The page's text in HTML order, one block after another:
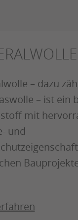
– dazu
– ist ein
mit
und